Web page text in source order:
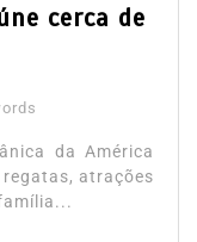
cerca de
da América
atrações